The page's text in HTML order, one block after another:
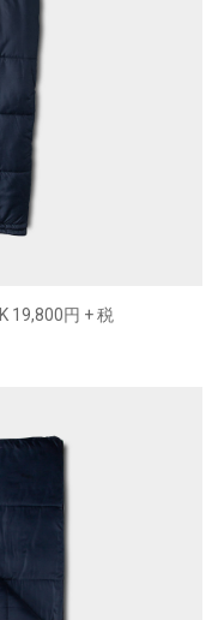
19,800円 + 税